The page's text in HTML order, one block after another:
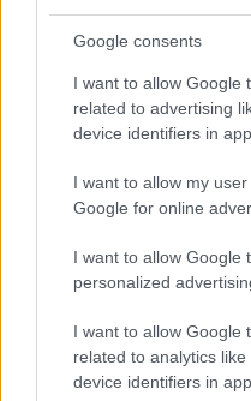
Google consents
I want to allow Google
related to advertising
device identifiers in
I want to allow my
Google for online
I want to allow Google
personalized
I want to allow Google
related to analytics
device identifiers in
Αθλητισμός|01.07.2024
Ανακοινώθηκε η
Βλαχοδήμου στη
στην Κλαμπ Μπριζ
Σημαντικές
τρεις Έλληνες
διαπρέπουν στο